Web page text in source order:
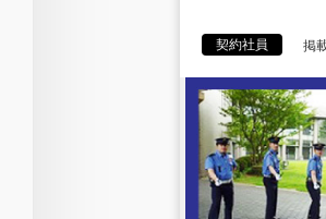
契約社員 掲